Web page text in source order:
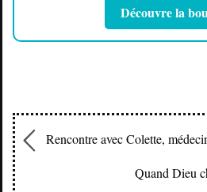
Découvre la
Rencontre avec Colette,
Quand Dieu